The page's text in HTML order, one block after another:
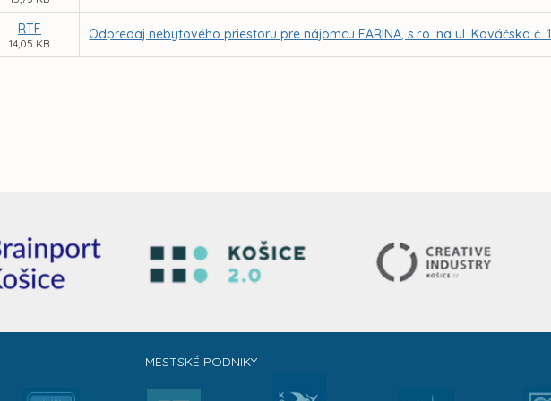
RTF
14,05 KB
Odpredaj nebytového priestoru pre nájomcu FARINA, s.r.o. na ul. Kováčska č. 1
MESTSKÉ PODNIKY